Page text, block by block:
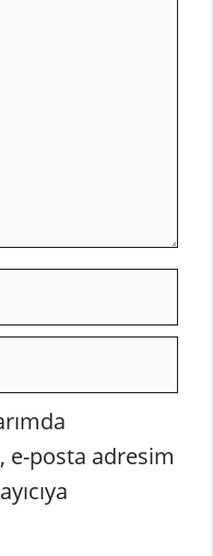
e-posta adresim